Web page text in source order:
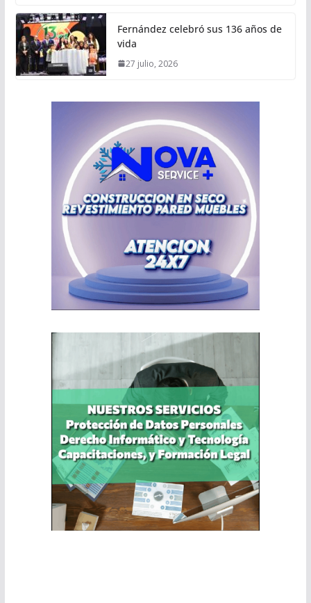
Fernández celebró sus 136 años de
vida
27 julio, 2026